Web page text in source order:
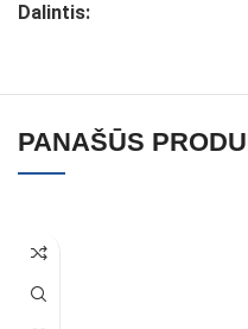
Dalintis:
PANAŠŪS